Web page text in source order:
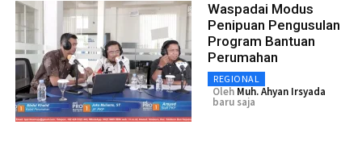
Waspadai Modus
Penipuan Pengusulan
Program Bantuan
Perumahan
REGIONAL
Oleh Muh. Ahyan Irsyada
baru saja